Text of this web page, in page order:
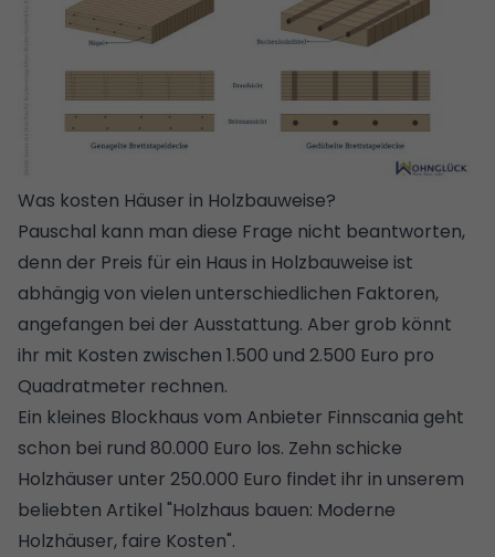
Was kosten Häuser in Holzbauweise?
Pauschal kann man diese Frage nicht beantworten,
denn der Preis für ein Haus in Holzbauweise ist
abhängig von vielen unterschiedlichen Faktoren,
angefangen bei der Ausstattung. Aber grob könnt
ihr mit Kosten zwischen 1.500 und 2.500 Euro pro
Quadratmeter rechnen.
Ein kleines Blockhaus vom Anbieter Finnscania geht
schon bei rund 80.000 Euro los. Zehn schicke
Holzhäuser unter 250.000 Euro findet ihr in unserem
beliebten Artikel "Holzhaus bauen: Moderne
Holzhäuser, faire Kosten".